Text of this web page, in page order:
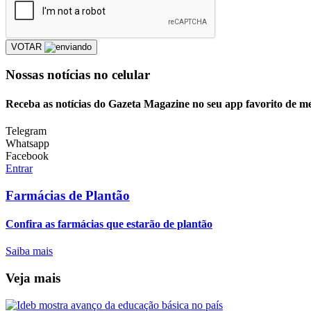
VOTAR
Nossas notícias no celular
Receba as notícias do Gazeta Magazine no seu app favorito de
Telegram
Whatsapp
Facebook
Entrar
Farmácias de Plantão
Confira as farmácias que estarão de plantão
Saiba mais
Veja mais